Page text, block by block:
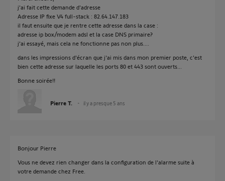
j'ai fait cette demande d'adresse
Adresse IP fixe V4 full-stack : 82.64.147.183
il faut ensuite que je rentre cette adresse dans la case :
adresse ip box/modem adsl et la case DNS primaire?
j'ai essayé, mais cela ne fonctionne pas non plus....
dans les impressions d'écran que j'ai mis dans mon premier poste, c'est
bien cette adresse sur laquelle les ports 80 et 443 sont ouverts...
Bonne soirée!!
Pierre T. il y a presque 5 ans
Bonjour Pierre
Vous ne devez rien changer dans la configuration de l'alarme suite à
votre demande chez Free.